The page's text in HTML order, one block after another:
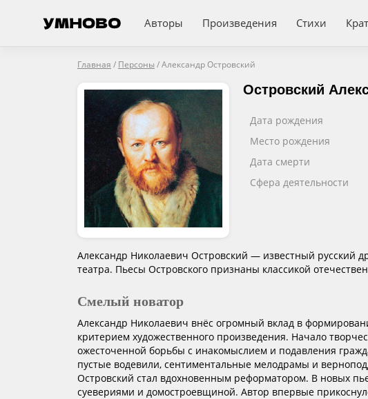
Авторы Произведения Стихи
Главная / Персоны /Александр Островский
Островский
Дата рождения
Место рождения
Дата смерти
Сфера деятельности
Александр Николаевич Островский — известный русский
театра. Пьесы Островского признаны классикой
Смелый новатор
Александр Николаевич внёс огромный вклад в
критерием художественного произведения. Начало
ожесточенной борьбы с инакомыслием и подавления
пустые водевили, сентиментальные мелодрамы и
Островский стал вдохновенным реформатором. В новых
суевериями и домостроевщиной. Автор впервые